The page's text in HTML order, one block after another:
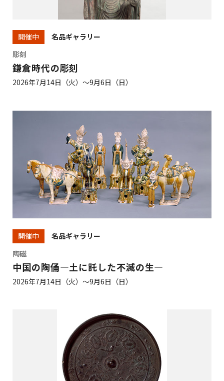
開催中
名品ギャラリー
彫刻
鎌倉時代の彫刻
2026年7月14日（火）～9月6日（日）
開催中
名品ギャラリー
陶磁
中国の陶俑―土に託した不滅の生―
2026年7月14日（火）～9月6日（日）